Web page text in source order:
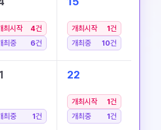
최시작 4건
최중
6건
개최시작 1건
개최중
10건
최중 1건
22
개최시작 1건
개최중
1건